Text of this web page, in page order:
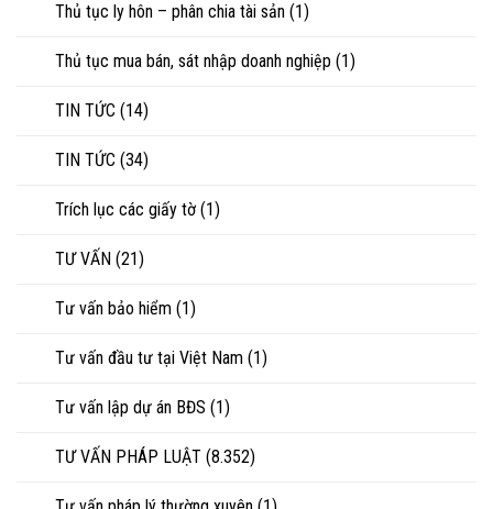
Thủ tục ly hôn – phân chia tài sản (1)
Thủ tục mua bán, sát nhập doanh nghiệp (1)
TIN TỨC (14)
TIN TỨC (34)
Trích lục các giấy tờ (1)
TƯ VẤN (21)
Tư vấn bảo hiểm (1)
Tư vấn đầu tư tại Việt Nam (1)
Tư vấn lập dự án BĐS (1)
TƯ VẤN PHÁP LUẬT (8.352)